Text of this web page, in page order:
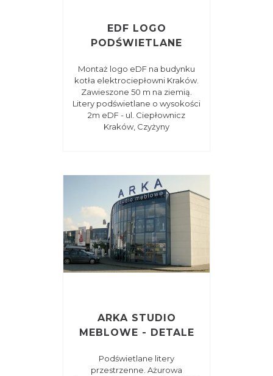
EDF LOGO
PODŚWIETLANE
Montaż logo eDF na budynku
kotła elektrociepłowni Kraków.
Zawieszone 50 m na ziemią.
Litery podświetlane o wysokości
2m eDF - ul. Ciepłownicz
Kraków, Czyżyny
ARKA STUDIO
MEBLOWE - DETALE
Podświetlane litery
przestrzenne. Ażurowa